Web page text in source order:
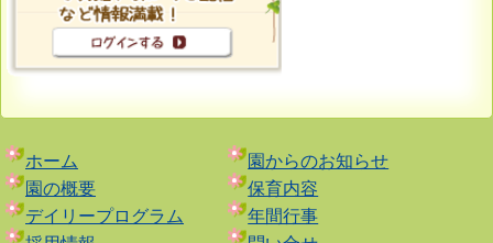
ホーム
園からのお知らせ
園の概要
保育内容
デイリープログラム
年間行事